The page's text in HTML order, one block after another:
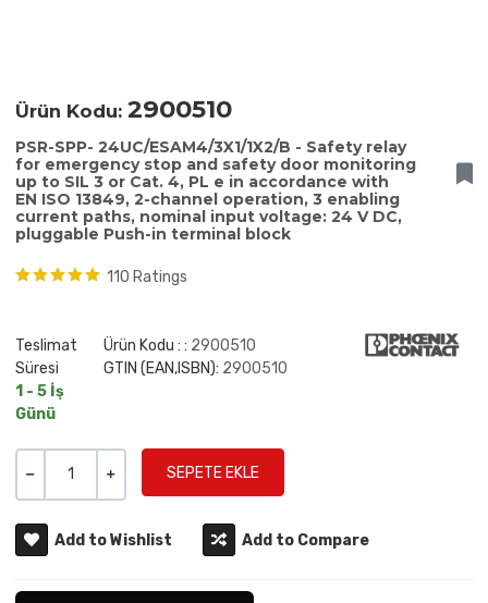
Ürün Kodu: 2900510
PSR-SPP- 24UC/ESAM4/3X1/1X2/B - Safety relay
for emergency stop and safety door monitoring
up to SIL 3 or Cat. 4, PL e in accordance with
EN ISO 13849, 2-channel operation, 3 enabling
current paths, nominal input voltage: 24 V DC,
pluggable Push-in terminal block
110 Ratings
Teslimat
Süresi
1 - 5 İş
Günü
Ürün Kodu : : 2900510
GTIN (EAN,ISBN): 2900510
Add to Wishlist Add to Compare